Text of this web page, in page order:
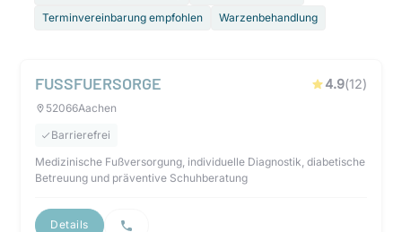
Terminvereinbarung empfohlen
Warzenbehandlung
FUSSFUERSORGE 4.9(12)
52066Aachen
Barrierefrei
Medizinische Fußversorgung, individuelle Diagnostik, diabetische
Betreuung und präventive Schuhberatung
Details